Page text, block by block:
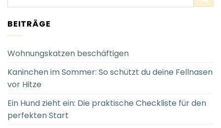
BEITRÄGE
Wohnungskatzen beschäftigen
Kaninchen im Sommer: So schützt du deine Fellnasen
vor Hitze
Ein Hund zieht ein: Die praktische Checkliste für den
perfekten Start